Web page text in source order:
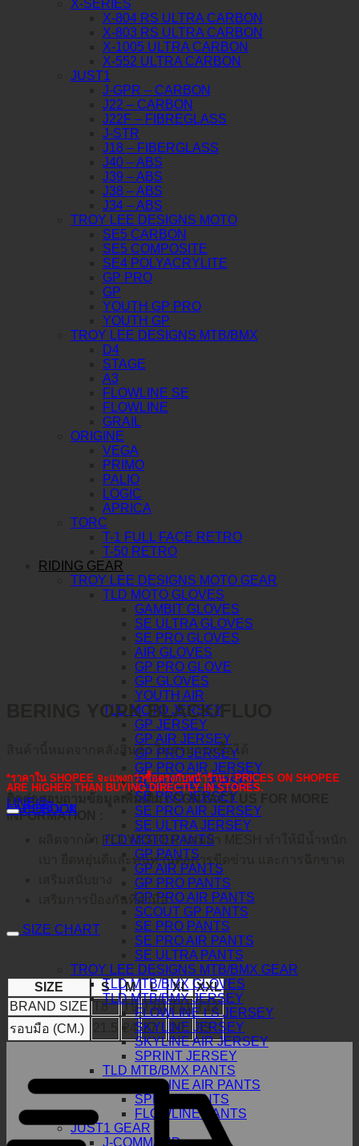
X-SERIES
X-804 RS ULTRA CARBON
X-803 RS ULTRA CARBON
X-1005 ULTRA CARBON
X-552 ULTRA CARBON
JUST1
J-GPR – CARBON
J22 – CARBON
J22F – FIBREGLASS
J-STR
J18 – FIBERGLASS
J40 – ABS
J39 – ABS
J38 – ABS
J34 – ABS
TROY LEE DESIGNS MOTO
SE5 CARBON
SE5 COMPOSITE
SE4 POLYACRYLITE
GP PRO
GP
YOUTH GP PRO
YOUTH GP
TROY LEE DESIGNS MTB/BMX
D4
STAGE
A3
FLOWLINE SE
FLOWLINE
GRAIL
ORIGINE
VEGA
PRIMO
PALIO
LOGIC
APRICA
TORC
T-1 FULL FACE RETRO
T-50 RETRO
RIDING GEAR
TROY LEE DESIGNS MOTO GEAR
TLD MOTO GLOVES
GAMBIT GLOVES
SE ULTRA GLOVES
SE PRO GLOVES
AIR GLOVES
GP PRO GLOVE
GP GLOVES
YOUTH AIR
TLD MOTO JERSEY
GP JERSEY
GP AIR JERSEY
GP PRO JERSEY
GP PRO AIR JERSEY
SCOUT GP JERSEY
SE PRO JERSEY
SE PRO AIR JERSEY
SE ULTRA JERSEY
TLD MOTO PANTS
GP PANTS
GP AIR PANTS
GP PRO PANTS
GP PRO AIR PANTS
SCOUT GP PANTS
SE PRO PANTS
SE PRO AIR PANTS
SE ULTRA PANTS
TROY LEE DESIGNS MTB/BMX GEAR
TLD MTB/BMX GLOVES
TLD MTB/BMX JERSEY
FLOWLINE LS JERSEY
SKYLINE JERSEY
SKYLINE AIR JERSEY
SPRINT JERSEY
TLD MTB/BMX PANTS
SKYLINE AIR PANTS
SPRINT PANTS
FLOWLINE PANTS
JUST1 GEAR
J-COMMAND
BERING YORK BLACK/FLUO
สินค้านี้หมดจากคลังสินค้า ไม่สามารถซื้อได้
*ราคาใน SHOPEE จะแพงกว่าซื้อตรงกับหน้าร้าน / PRICES ON SHOPEE
ARE HIGHER THAN BUYING DIRECTLY IN STORES.
ติดต่อสอบถามข้อมูลเพิ่มเติม / CONTACT US FOR MORE
INFORMATION :
LINE@
FACEBOOK
คำอธิบาย
ผลิตจากผ้า POLYESTER ผสมผ้า MESH ทำให้มีน้ำหนัก
เบา ยืดหยุ่นดีและทนทานต่อการขีดข่วน และการฉีกขาด
เสริมการป้องกันที่ฝ่ามือ
SIZE CHART
SIZE S M L XL XXL
BRAND SIZE
T8 T9 T10 T11 T12
รอบมือ (CM.)
24 27 30 33